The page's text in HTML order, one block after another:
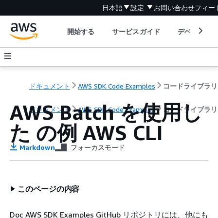
日本語 設定 お問い合わせフィー
開始する サービスガイド デベロッパ
ドキュメント AWS SDK Code Examples コードライブラリ
ドキュメント AWS SDK Code Examples コードライブラリ
AWS Batch を使用し
た の例 AWS CLI
Markdown フォーカスモード
このページの内容
Doc AWS SDK Examples GitHub リポジトリには、他にも